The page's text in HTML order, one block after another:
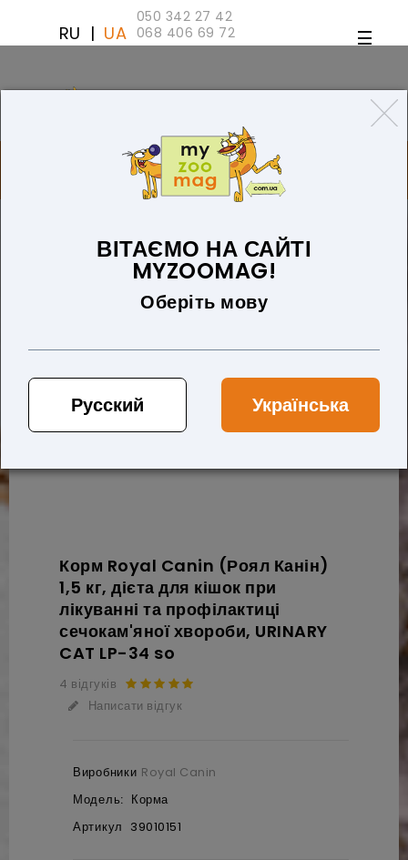
050 342 27 42
068 406 69 72
RU | UA
ТОВАРИ ДЛЯ КІШОК
БЛОГ
ПРО НАС
ТОВАРІВ 0 (0 ГРН)
ВІТАЄМО НА САЙТІ
MYZOOMAG!
Оберіть мову
Русский Українська
Корм Royal Canin (Роял Канін)
1,5 кг, дієта для кішок при
лікуванні та профілактиці
сечокам'яної хвороби, URINARY
CAT LP-34 so
4 відгуків
Написати відгук
Виробники Royal Canin
Модель: Корма
Артикул 39010151